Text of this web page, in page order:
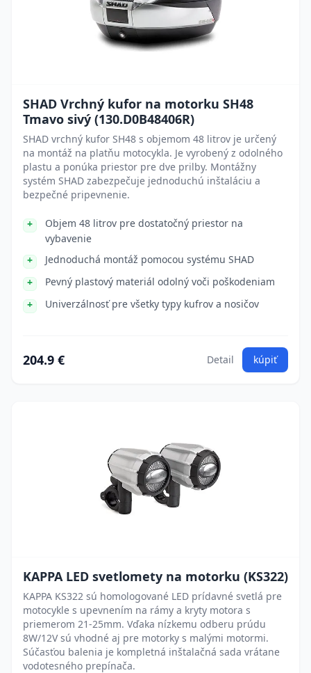
SHAD Vrchný kufor na motorku SH48
Tmavo sivý (130.D0B48406R)
SHAD vrchný kufor SH48 s objemom 48 litrov je určený
na montáž na platňu motocykla. Je vyrobený z odolného
plastu a ponúka priestor pre dve prilby. Montážny
systém SHAD zabezpečuje jednoduchú inštaláciu a
bezpečné pripevnenie.
Objem 48 litrov pre dostatočný priestor na
vybavenie
Jednoduchá montáž pomocou systému SHAD
Pevný plastový materiál odolný voči poškodeniam
Univerzálnosť pre všetky typy kufrov a nosičov
204.9 € Detail kúpiť
KAPPA LED svetlomety na motorku (KS322)
KAPPA KS322 sú homologované LED prídavné svetlá pre
motocykle s upevnením na rámy a kryty motora s
priemerom 21-25mm. Vďaka nízkemu odberu prúdu
8W/12V sú vhodné aj pre motorky s malými motormi.
Súčasťou balenia je kompletná inštalačná sada vrátane
vodotesného prepínača.